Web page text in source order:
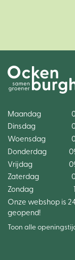
Maandag
Dinsdag
Woensdag
Donderdag
Vrijdag
Zaterdag
Zondag
Onze webshop is
geopend!
Toon alle